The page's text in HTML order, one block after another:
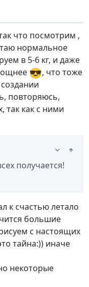
что посмотрим ,
нормальное
в 5-6 кг, и даже
😎, что тоже
повторяюсь,
так как с ними
получается!
к счастью летало
большие
с настоящих
тайна:)) иначе
некоторые